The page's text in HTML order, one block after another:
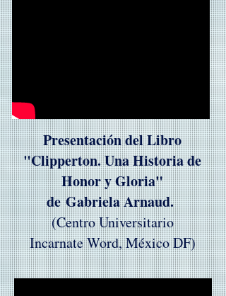
Presentación del Libro
"Clipperton. Una Historia de
Honor y Gloria"
de Gabriela Arnaud.
(Centro Universitario
Incarnate Word, México DF)